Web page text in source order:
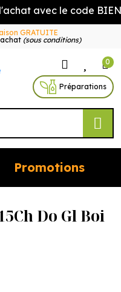
avec le code
GRATUITE
(sous conditions)
Autour de la Pharmacie
0
Préparations
Promotions
Do Gl Boi